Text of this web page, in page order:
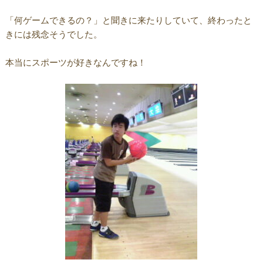
「何ゲームできるの？」と聞きに来たりしていて、終わったと
きには残念そうでした。
本当にスポーツが好きなんですね！